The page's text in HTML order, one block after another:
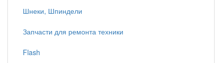
Шнеки, Шпиндели
Запчасти для ремонта техники
Flash